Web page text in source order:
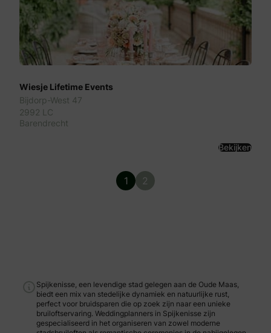
Wiesje Lifetime Events
Bijdorp-West 47
2992 LC
Barendrecht
Bekijken
1 2
Spijkenisse, een levendige stad gelegen aan de Oude Maas,
biedt een mix van stedelijke dynamiek en natuurlijke rust,
perfect voor bruidsparen die op zoek zijn naar een unieke
bruiloftservaring. Weddingplanners in Spijkenisse zijn
gespecialiseerd in het organiseren van zowel moderne